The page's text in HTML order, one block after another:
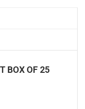
BOX OF 25